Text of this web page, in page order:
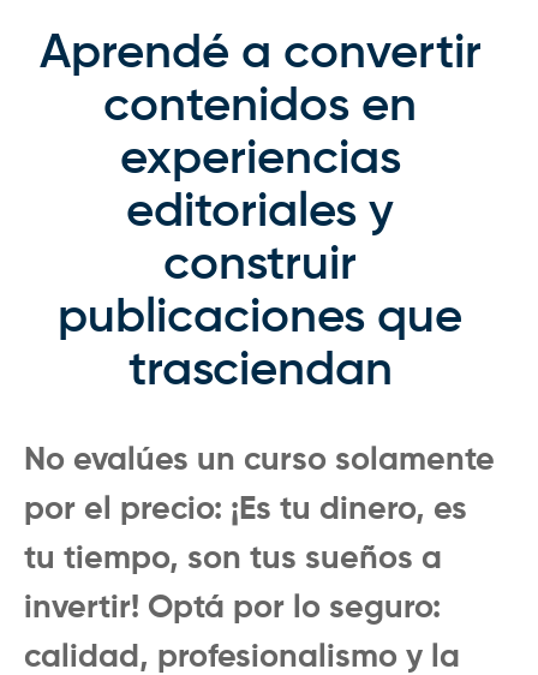
Aprendé a convertir
contenidos en
experiencias
editoriales y
construir
publicaciones que
trasciendan
No evalúes un curso solamente
por el precio: ¡Es tu dinero, es
tu tiempo, son tus sueños a
invertir! Optá por lo seguro:
calidad, profesionalismo y la